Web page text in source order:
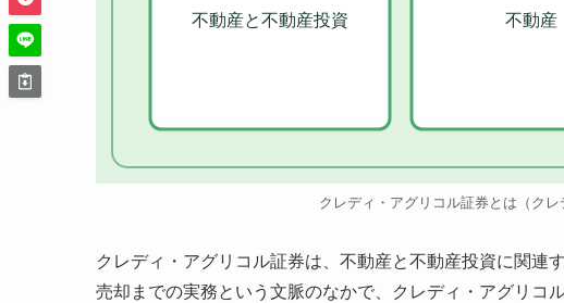
不動産と不動産投資 不動産
クレディ・アグリコル証券とは（ク
クレディ・アグリコル証券は、不動産と不動産投資に関連
売却までの実務という文脈のなかで、クレディ・アグリコ